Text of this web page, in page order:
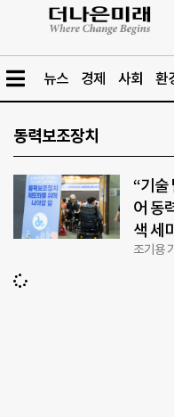
뉴스 경제 사회 환
동력보조장치
“기술
어 동
색 세
조기용